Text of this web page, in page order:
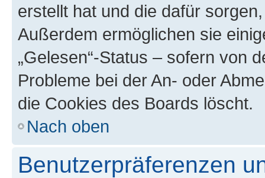
erstellt hat und die dafür
Außerdem ermöglichen sie
„Gelesen“-Status – sofern von
Probleme bei der An- oder
die Cookies des Boards löscht.
Nach oben
Benutzerpräferenzen